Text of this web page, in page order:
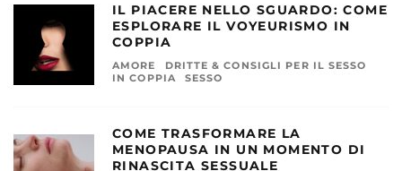
IL PIACERE NELLO SGUARDO: COME
ESPLORARE IL VOYEURISMO IN
COPPIA
AMORE
DRITTE & CONSIGLI PER IL SESSO
IN COPPIA
SESSO
COME TRASFORMARE LA
MENOPAUSA IN UN MOMENTO DI
RINASCITA SESSUALE